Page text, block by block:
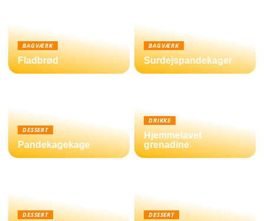
BAGVÆRK
Fladbrød
BAGVÆRK
Surdejspandekager
DESSERT
Pandekagekage
DRIKKE
Hjemmelavet
grenadine
DESSERT DESSERT